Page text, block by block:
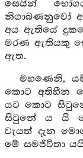
සෙයින්
නිගාබණනුවෝ
අය ඇතියේ
මරණ ඇතියකු
ඇත.
මහණෙනි,
කොට අතිහීන
යට කොට
සිටුනේ ය යි
වැයත් දැන
මේ සමජීවිතා